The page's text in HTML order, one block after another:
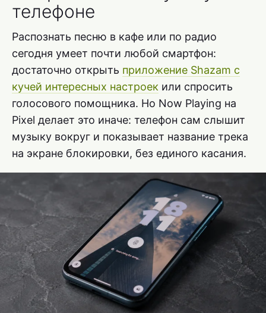
телефоне
Распознать песню в кафе или по радио
сегодня умеет почти любой смартфон:
достаточно открыть приложение Shazam с
кучей интересных настроек или спросить
голосового помощника. Но Now Playing на
Pixel делает это иначе: телефон сам слышит
музыку вокруг и показывает название трека
на экране блокировки, без единого касания.